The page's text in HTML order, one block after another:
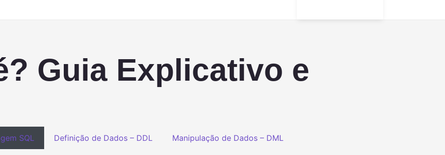
Guia Explicativo e
SQL Definição de Dados – DDL Manipulação de Dados – DML